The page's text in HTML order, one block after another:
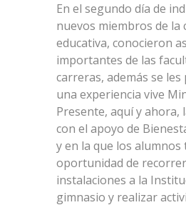
En el segundo día de
nuevos miembros de la
educativa, conocieron
importantes de las
carreras, además se
una experiencia vive
Presente, aquí y ahora,
con el apoyo de
y en la que los
oportunidad de
instalaciones a la
gimnasio y realizar